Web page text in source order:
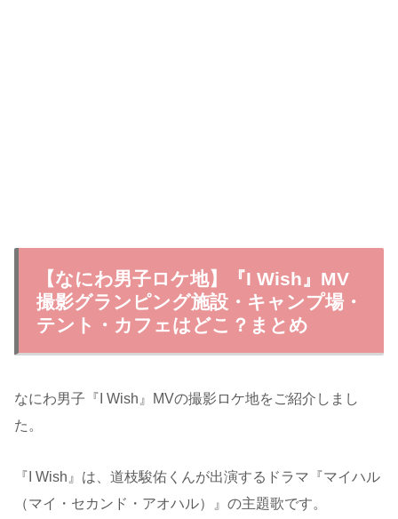
【なにわ男子ロケ地】『I Wish』MV
撮影グランピング施設・キャンプ場・
テント・カフェはどこ？まとめ
なにわ男子『I Wish』MVの撮影ロケ地をご紹介しまし
た。
『I Wish』は、道枝駿佑くんが出演するドラマ『マイハル
（マイ・セカンド・アオハル）』の主題歌です。